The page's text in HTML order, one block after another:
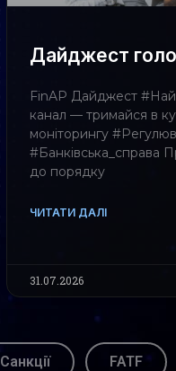
Дайджест
FinAP Дайджест
канал — тримайся в
моніторингу
#Банківська_справа
до порядку
ЧИТАТИ ДАЛІ
31.07.2026
Санкції FATF